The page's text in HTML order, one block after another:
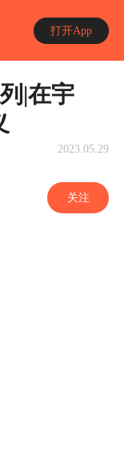
打开App
|在宇
2023.05.29
关注